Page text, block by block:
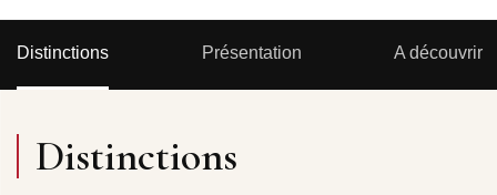
Distinctions Présentation A découvrir
Distinctions